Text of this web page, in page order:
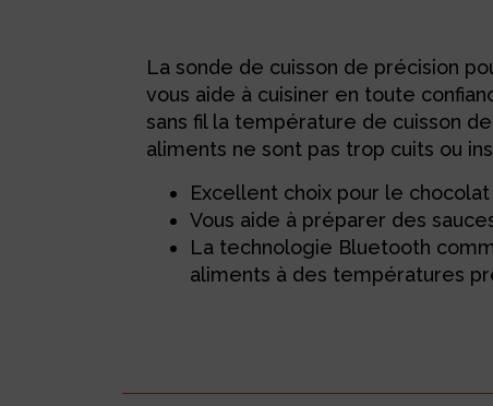
La sonde de cuisson de précision
vous aide à cuisiner en toute
sans fil la température de cuisson
aliments ne sont pas trop cuits ou
Excellent choix pour le
Vous aide à préparer des
La technologie Bluetooth
aliments à des températures